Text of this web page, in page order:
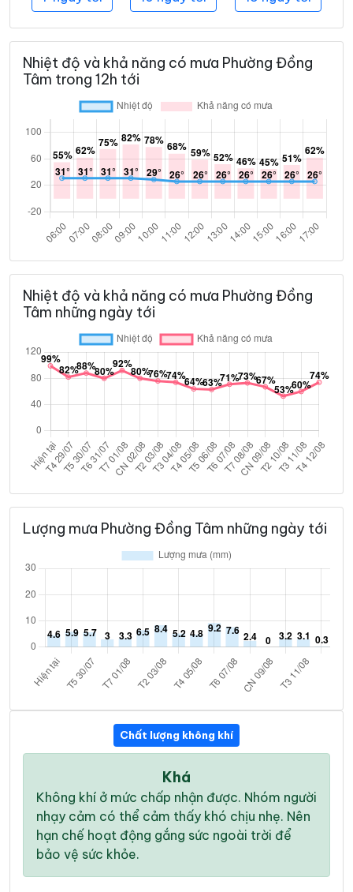
Nhiệt độ và khả năng có mưa Phường Đồng
Tâm trong 12h tới
Nhiệt độ và khả năng có mưa Phường Đồng
Tâm những ngày tới
Lượng mưa Phường Đồng Tâm những ngày tới
Chất lượng không khí
Khá
Không khí ở mức chấp nhận được. Nhóm người
nhạy cảm có thể cảm thấy khó chịu nhẹ. Nên
hạn chế hoạt động gắng sức ngoài trời để
bảo vệ sức khỏe.